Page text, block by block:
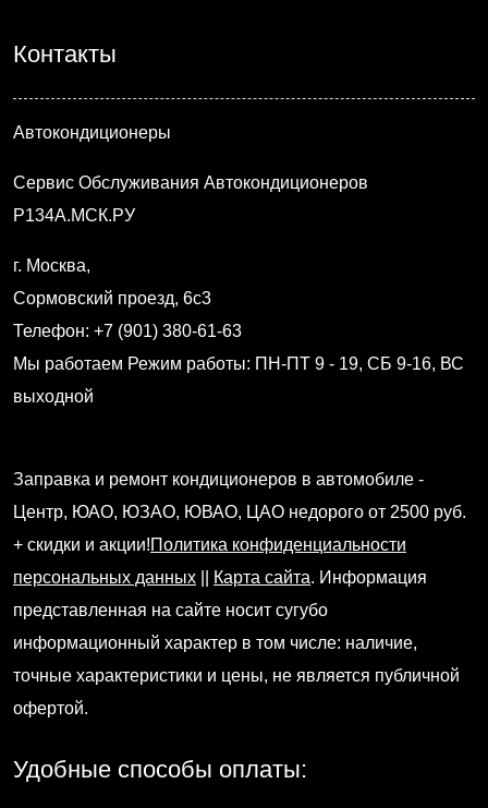
Контакты
Автокондиционеры
Сервис Обслуживания Автокондиционеров
Р134А.МСК.РУ
г. Москва,
Сормовский проезд, 6с3
Телефон: +7 (901) 380-61-63
Мы работаем Режим работы: ПН-ПТ 9 - 19, СБ 9-16, ВС
выходной
Заправка и ремонт кондиционеров в автомобиле -
Центр, ЮАО, ЮЗАО, ЮВАО, ЦАО недорого от 2500 руб.
+ скидки и акции!Политика конфиденциальности
персональных данных
Карта сайта. Информация
представленная на сайте носит сугубо
информационный характер в том числе: наличие,
точные характеристики и цены, не является публичной
офертой.
Удобные способы оплаты: